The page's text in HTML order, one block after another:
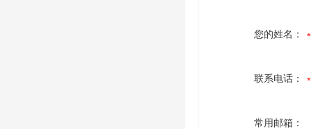
您的姓名：
联系电话：
常用邮箱：